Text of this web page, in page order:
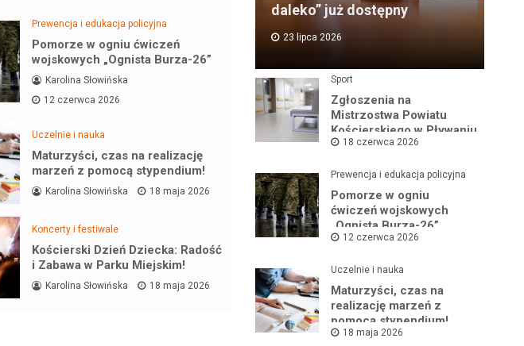
Prewencja i edukacja policyjna
Pomorze w ogniu ćwiczeń
wojskowych „Ognista Burza-26”
Karolina Słowińska
12 czerwca 2026
Uczelnie i nauka
Maturzyści, czas na realizację
marzeń z pomocą stypendium!
Karolina Słowińska 18 maja 2026
Koncerty i festiwale
Kościerski Dzień Dziecka: Radość
i Zabawa w Parku Miejskim!
Karolina Słowińska 18 maja 2026
daleko” już dostępny
23 lipca 2026
Sport
Zgłoszenia na
Mistrzostwa Powiatu
Kościerskiego w Pływaniu
i Ratownictwie Wodnym
18 czerwca 2026
Prewencja i edukacja policyjna
Pomorze w ogniu
ćwiczeń wojskowych
„Ognista Burza-26”
12 czerwca 2026
Uczelnie i nauka
Maturzyści, czas na
realizację marzeń z
pomocą stypendium!
18 maja 2026